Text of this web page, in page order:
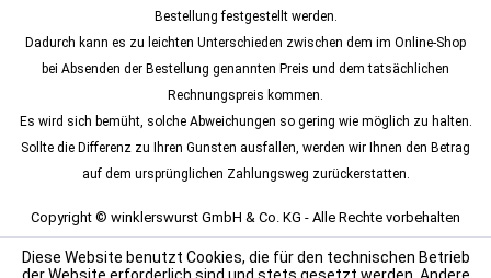
Bestellung festgestellt werden.
Dadurch kann es zu leichten Unterschieden zwischen dem im Online-Shop
bei Absenden der Bestellung genannten Preis und dem tatsächlichen
Rechnungspreis kommen.
Es wird sich bemüht, solche Abweichungen so gering wie möglich zu halten.
Sollte die Differenz zu Ihren Gunsten ausfallen, werden wir Ihnen den Betrag
auf dem ursprünglichen Zahlungsweg zurückerstatten.
Copyright © winklerswurst GmbH & Co. KG - Alle Rechte vorbehalten
Diese Website benutzt Cookies, die für den technischen Betrieb